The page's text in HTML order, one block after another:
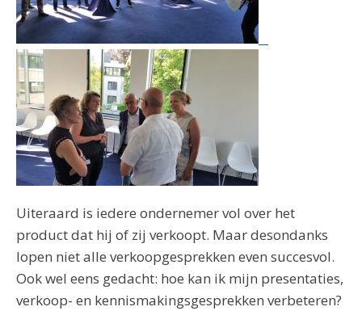
Uiteraard is iedere ondernemer vol over het
product dat hij of zij verkoopt. Maar desondanks
lopen niet alle verkoopgesprekken even succesvol.
Ook wel eens gedacht: hoe kan ik mijn presentaties,
verkoop- en kennismakingsgesprekken verbeteren?